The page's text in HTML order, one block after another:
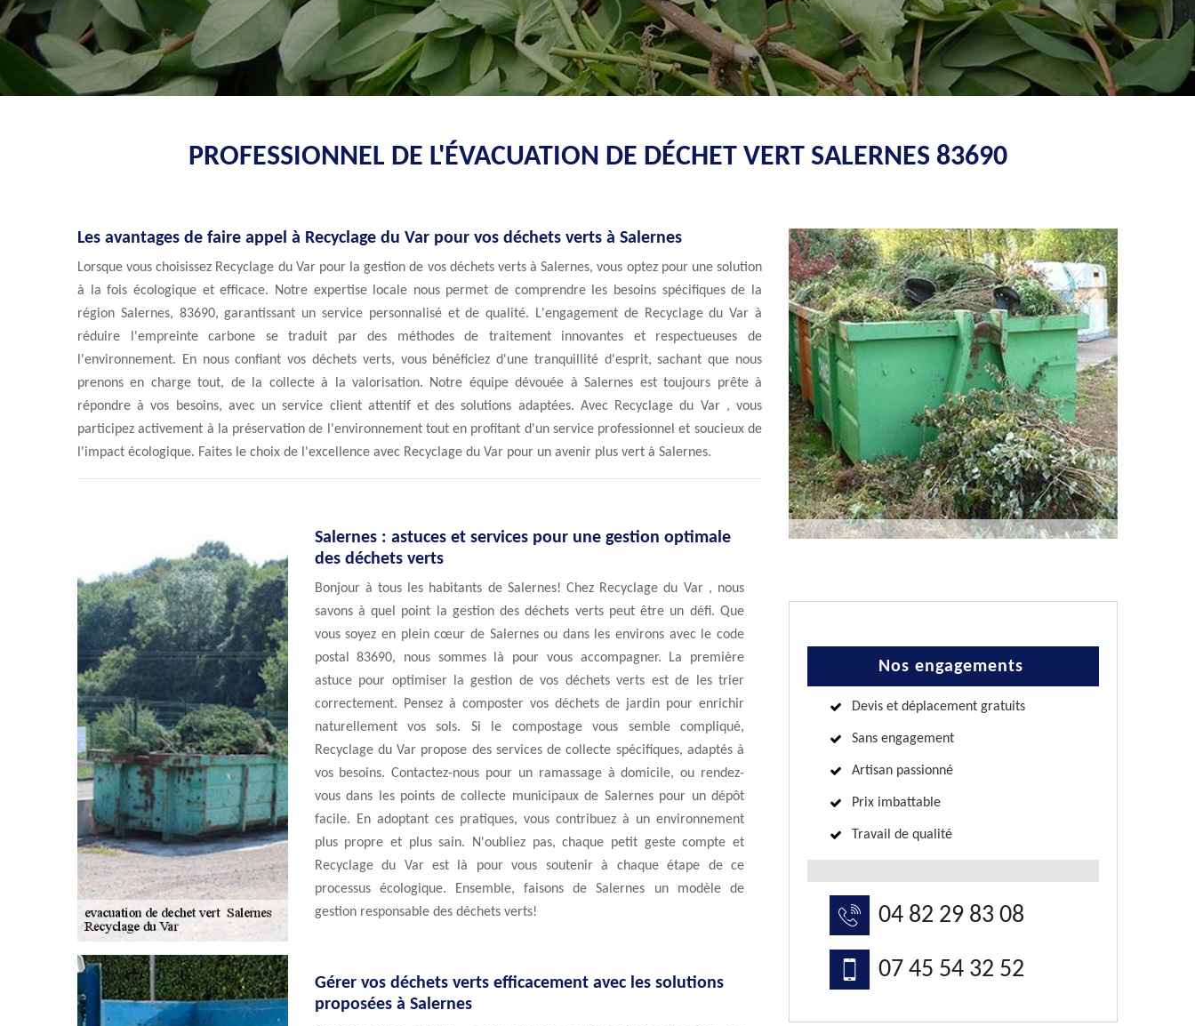
PROFESSIONNEL DE L'ÉVACUATION DE DÉCHET VERT SALERNES 83690
Les avantages de faire appel à Recyclage du Var pour vos déchets verts à Salernes
Lorsque vous choisissez Recyclage du Var pour la gestion de vos déchets verts à Salernes, vous optez pour une solution
à la fois écologique et efficace. Notre expertise locale nous permet de comprendre les besoins spécifiques de la
région Salernes, 83690, garantissant un service personnalisé et de qualité. L'engagement de Recyclage du Var à
réduire l'empreinte carbone se traduit par des méthodes de traitement innovantes et respectueuses de
l'environnement. En nous confiant vos déchets verts, vous bénéficiez d'une tranquillité d'esprit, sachant que nous
prenons en charge tout, de la collecte à la valorisation. Notre équipe dévouée à Salernes est toujours prête à
répondre à vos besoins, avec un service client attentif et des solutions adaptées. Avec Recyclage du Var , vous
participez activement à la préservation de l'environnement tout en profitant d'un service professionnel et soucieux de
l'impact écologique. Faites le choix de l'excellence avec Recyclage du Var pour un avenir plus vert à Salernes.
Salernes : astuces et services pour une gestion optimale
des déchets verts
Bonjour à tous les habitants de Salernes! Chez Recyclage du Var , nous
savons à quel point la gestion des déchets verts peut être un défi. Que
vous soyez en plein cœur de Salernes ou dans les environs avec le code
postal 83690, nous sommes là pour vous accompagner. La première
astuce pour optimiser la gestion de vos déchets verts est de les trier
correctement. Pensez à composter vos déchets de jardin pour enrichir
naturellement vos sols. Si le compostage vous semble compliqué,
Recyclage du Var propose des services de collecte spécifiques, adaptés à
vos besoins. Contactez-nous pour un ramassage à domicile, ou rendez-
vous dans les points de collecte municipaux de Salernes pour un dépôt
facile. En adoptant ces pratiques, vous contribuez à un environnement
plus propre et plus sain. N'oubliez pas, chaque petit geste compte et
Recyclage du Var est là pour vous soutenir à chaque étape de ce
processus écologique. Ensemble, faisons de Salernes un modèle de
gestion responsable des déchets verts!
Gérer vos déchets verts efficacement avec les solutions
proposées à Salernes
Nos engagements
Devis et déplacement gratuits
Sans engagement
Artisan passionné
Prix imbattable
Travail de qualité
04 82 29 83 08
07 45 54 32 52